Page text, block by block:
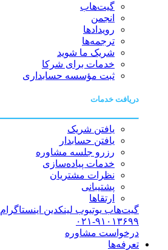
گیت‌هاب
انجمن
رویدادها
ترجمه‌ها
شریک ما شوید
خدمات برای شرکا
ثبت مؤسسه حسابداری
دریافت خدمات
یافتن شریک
یافتن حسابدار
رزرو جلسه مشاوره
خدمات پیاده‌سازی
نظرات مشتریان
پشتیبانی
ارتقاها
گیت‌هاب یوتیوب لینکدین اینستاگرام
۰۲۱-۹۱۰۱۳۶۹۹
درخواست مشاوره
تعرفه‌ها